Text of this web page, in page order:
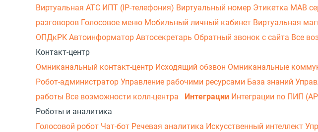
Виртуальная АТС ИПТ (IP-телефония) Виртуальный номер Этикетка МАВ
разговоров Голосовое меню Мобильный личный кабинет Виртуальная
ОПДкРК Автоинформатор Автосекретарь Обратный звонок с сайта Все
Контакт-центр
Омниканальный контакт-центр Исходящий обзвон Омниканальные
Робот-администратор Управление рабочими ресурсами База знаний
работы Все возможности колл-центра Интеграции Интеграции по ПИП
Роботы и аналитика
Голосовой робот Чат-бот Речевая аналитика Искусственный интеллект